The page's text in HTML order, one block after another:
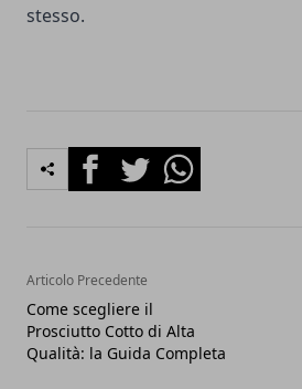
stesso.
FacebookTwitterWhatsapp
Articolo Precedente
Come scegliere il
Prosciutto Cotto di Alta
Qualità: la Guida Completa